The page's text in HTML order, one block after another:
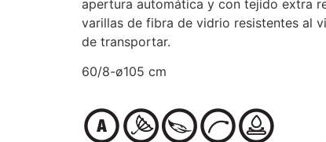
apertura automática y con tejido extra
varillas de fibra de vidrio resistentes al
de transportar.
60/8-ø105 cm